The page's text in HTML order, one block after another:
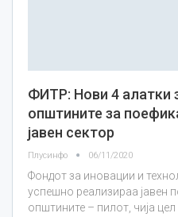
ФИТР: Нови 4 алатки
општините за
јавен сектор
Плусинфо 06/11/2020
Фондот за иновации и
успешно реализираа јавен
општините – пилот, чија